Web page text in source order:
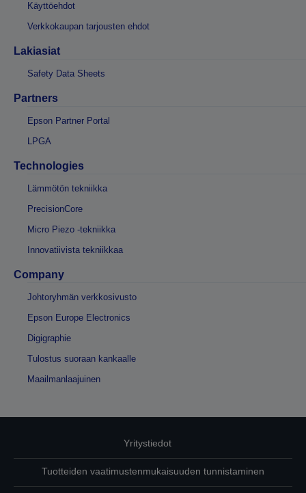
Käyttöehdot
Verkkokaupan tarjousten ehdot
Lakiasiat
Safety Data Sheets
Partners
Epson Partner Portal
LPGA
Technologies
Lämmötön tekniikka
PrecisionCore
Micro Piezo -tekniikka
Innovatiivista tekniikkaa
Company
Johtoryhmän verkkosivusto
Epson Europe Electronics
Digigraphie
Tulostus suoraan kankaalle
Maailmanlaajuinen
Yritystiedot
Tuotteiden vaatimustenmukaisuuden tunnistaminen